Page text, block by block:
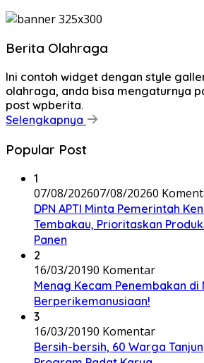
Berita Olahraga
Ini contoh widget dengan style
olahraga, anda bisa mengaturnya
post wpberita.
Selengkapnya
Popular Post
1
07/08/202607/08/20260
DPN APTI Minta Pemerintah
Tembakau, Prioritaskan
Panen
2
16/03/20190 Komentar
Menag Kecam Penembakan di
Berperikemanusiaan!
3
16/03/20190 Komentar
Bersih-bersih, 60 Warga